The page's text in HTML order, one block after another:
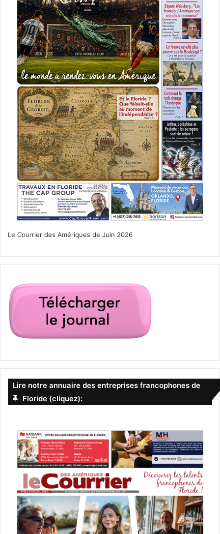
Le Courrier des Amériques de Juin 2026
Lire notre annuaire des entreprises francophones de
Floride (cliquez):